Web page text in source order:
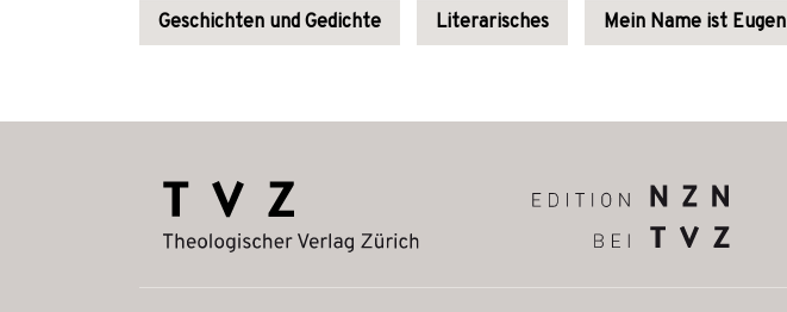
Geschichten und Gedichte Literarisches Mein Name ist Eugen